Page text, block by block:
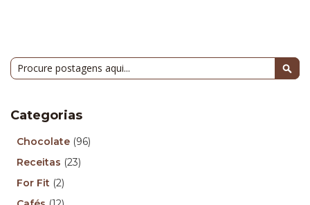
Pesquisa
Categorias
Chocolate (96)
Receitas (23)
For Fit (2)